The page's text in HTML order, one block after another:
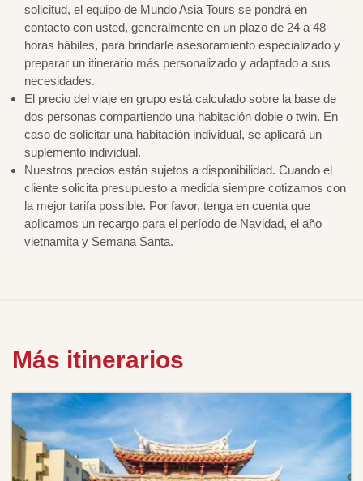
solicitud, el equipo de Mundo Asia Tours se pondrá en
contacto con usted, generalmente en un plazo de 24 a 48
horas hábiles, para brindarle asesoramiento especializado y
preparar un itinerario más personalizado y adaptado a sus
necesidades.
El precio del viaje en grupo está calculado sobre la base de
dos personas compartiendo una habitación doble o twin. En
caso de solicitar una habitación individual, se aplicará un
suplemento individual.
Nuestros precios están sujetos a disponibilidad. Cuando el
cliente solicita presupuesto a medida siempre cotizamos con
la mejor tarifa possible. Por favor, tenga en cuenta que
aplicamos un recargo para el período de Navidad, el año
vietnamita y Semana Santa.
Más itinerarios